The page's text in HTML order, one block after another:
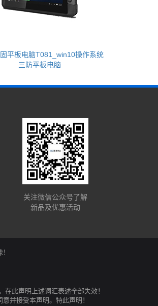
平板电脑T081_win10操作系统
三防平板电脑
关注微信公众号了解
新品及优惠活动
此声明上述词汇表述全部失效！
并接受本声明。特此声明！